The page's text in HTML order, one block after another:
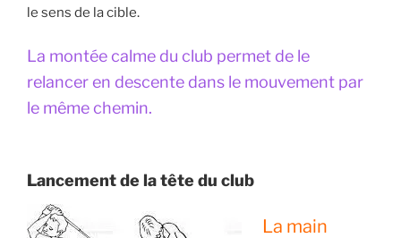
le sens de la cible.
La montée calme du club permet de le
relancer en descente dans le mouvement par
le même chemin.
Lancement de la tête du club
La main